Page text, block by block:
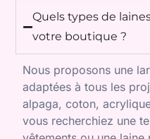
Quels types de
votre boutique ?
Nous proposons une
adaptées à tous les
alpaga, coton,
vous recherchiez une